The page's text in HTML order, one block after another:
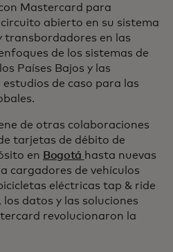
Mastercard para
abierto en su sistema
transbordadores en las
de los sistemas de
Países Bajos y las
de caso para las
de otras colaboraciones
tarjetas de débito de
en Bogotá hasta nuevas
cargadores de vehículos
eléctricas tap & ride
los datos y las soluciones
revolucionaron la